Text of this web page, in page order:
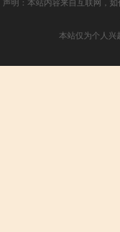
本站仅为个人兴